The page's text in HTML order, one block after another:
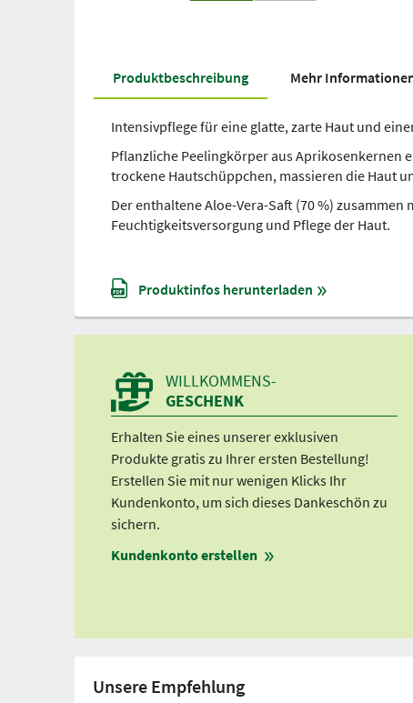
Produkt­beschreibung Mehr
Intensivpflege für eine glatte, zarte Haut und
Pflanzliche Peelingkörper aus Aprikosenkernen
trockene Hautschüppchen, massieren die Haut
Der enthaltene Aloe-Vera-Saft (70 %)
Feuchtigkeitsversorgung und Pflege der Haut.
Produktinfos herunterladen
Unsere Empfehlung
WILLKOMMENS-
GESCHENK
Erhalten Sie eines unserer exklusiven
Produkte gratis zu Ihrer ersten Bestellung!
Erstellen Sie mit nur wenigen Klicks Ihr
Kundenkonto, um sich dieses Dankeschön zu
sichern.
Kundenkonto erstellen